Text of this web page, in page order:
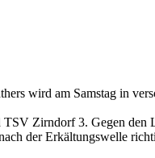
wird am Samstag in
Zirndorf 3. Gegen den
der Erkältungswelle